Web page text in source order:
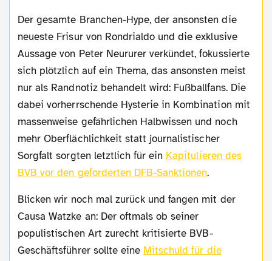
Der gesamte Branchen-Hype, der ansonsten die
neueste Frisur von Rondrialdo und die exklusive
Aussage von Peter Neururer verkündet, fokussierte
sich plötzlich auf ein Thema, das ansonsten meist
nur als Randnotiz behandelt wird: Fußballfans. Die
dabei vorherrschende Hysterie in Kombination mit
massenweise gefährlichen Halbwissen und noch
mehr Oberflächlichkeit statt journalistischer
Sorgfalt sorgten letztlich für ein Kapitulieren des
BVB vor den geforderten DFB-Sanktionen.
Blicken wir noch mal zurück und fangen mit der
Causa Watzke an: Der oftmals ob seiner
populistischen Art zurecht kritisierte BVB-
Geschäftsführer sollte eine Mitschuld für die